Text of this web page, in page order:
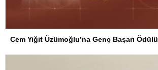
Cem Yiğit Üzümoğlu’na Genç Başarı Ödülü